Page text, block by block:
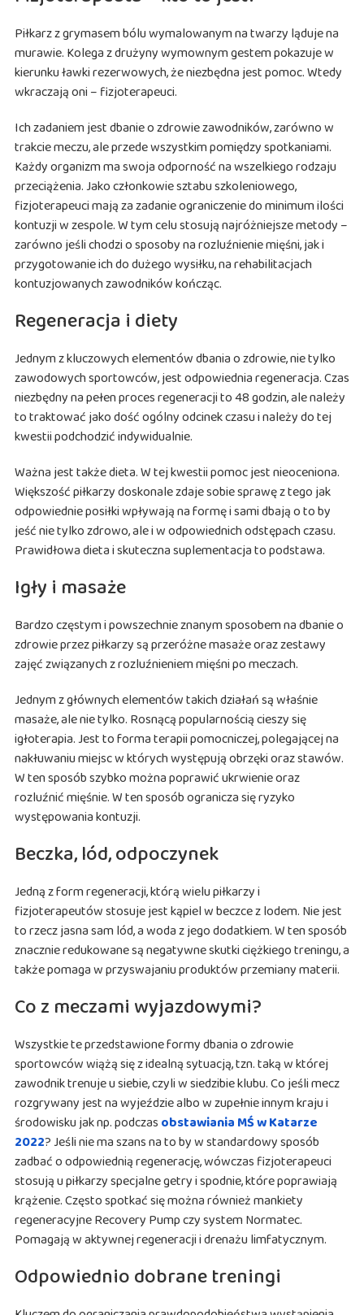
Piłkarz z grymasem bólu wymalowanym na twarzy ląduje na
murawie. Kolega z drużyny wymownym gestem pokazuje w
kierunku ławki rezerwowych, że niezbędna jest pomoc. Wtedy
wkraczają oni – fizjoterapeuci.
Ich zadaniem jest dbanie o zdrowie zawodników, zarówno w
trakcie meczu, ale przede wszystkim pomiędzy spotkaniami.
Każdy organizm ma swoja odporność na wszelkiego rodzaju
przeciążenia. Jako członkowie sztabu szkoleniowego,
fizjoterapeuci mają za zadanie ograniczenie do minimum ilości
kontuzji w zespole. W tym celu stosują najróżniejsze metody –
zarówno jeśli chodzi o sposoby na rozluźnienie mięśni, jak i
przygotowanie ich do dużego wysiłku, na rehabilitacjach
kontuzjowanych zawodników kończąc.
Regeneracja i diety
Jednym z kluczowych elementów dbania o zdrowie, nie tylko
zawodowych sportowców, jest odpowiednia regeneracja. Czas
niezbędny na pełen proces regeneracji to 48 godzin, ale należy
to traktować jako dość ogólny odcinek czasu i należy do tej
kwestii podchodzić indywidualnie.
Ważna jest także dieta. W tej kwestii pomoc jest nieoceniona.
Większość piłkarzy doskonale zdaje sobie sprawę z tego jak
odpowiednie posiłki wpływają na formę i sami dbają o to by
jeść nie tylko zdrowo, ale i w odpowiednich odstępach czasu.
Prawidłowa dieta i skuteczna suplementacja to podstawa.
Igły i masaże
Bardzo częstym i powszechnie znanym sposobem na dbanie o
zdrowie przez piłkarzy są przeróżne masaże oraz zestawy
zajęć związanych z rozluźnieniem mięśni po meczach.
Jednym z głównych elementów takich działań są właśnie
masaże, ale nie tylko. Rosnącą popularnością cieszy się
igłoterapia. Jest to forma terapii pomocniczej, polegającej na
nakłuwaniu miejsc w których występują obrzęki oraz stawów.
W ten sposób szybko można poprawić ukrwienie oraz
rozluźnić mięśnie. W ten sposób ogranicza się ryzyko
występowania kontuzji.
Beczka, lód, odpoczynek
Jedną z form regeneracji, którą wielu piłkarzy i
fizjoterapeutów stosuje jest kąpiel w beczce z lodem. Nie jest
to rzecz jasna sam lód, a woda z jego dodatkiem. W ten sposób
znacznie redukowane są negatywne skutki ciężkiego treningu, a
także pomaga w przyswajaniu produktów przemiany materii.
Co z meczami wyjazdowymi?
Wszystkie te przedstawione formy dbania o zdrowie
sportowców wiążą się z idealną sytuacją, tzn. taką w której
zawodnik trenuje u siebie, czyli w siedzibie klubu. Co jeśli mecz
rozgrywany jest na wyjeździe albo w zupełnie innym kraju i
środowisku jak np. podczas obstawiania MŚ w Katarze
2022? Jeśli nie ma szans na to by w standardowy sposób
zadbać o odpowiednią regenerację, wówczas fizjoterapeuci
stosują u piłkarzy specjalne getry i spodnie, które poprawiają
krążenie. Często spotkać się można również mankiety
regeneracyjne Recovery Pump czy system Normatec.
Pomagają w aktywnej regeneracji i drenażu limfatycznym.
Odpowiednio dobrane treningi